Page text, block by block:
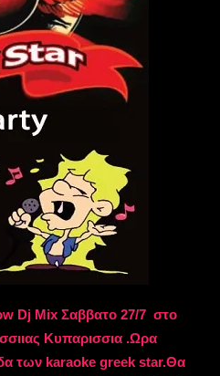
Dj Mix Σαββατο 27/7 στο
Κυπαρισσια .Ωρα
των karaoke greek star.Θα